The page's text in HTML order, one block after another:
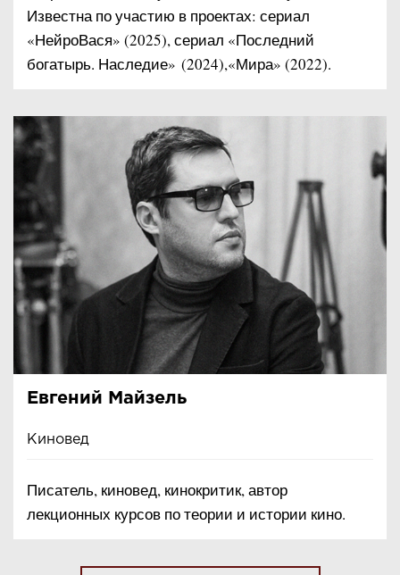
Известна по участию в проектах: сериал
«НейроВася» (2025), сериал «Последний
богатырь. Наследие» (2024),«Мира» (2022).
Евгений Майзель
Киновед
Писатель, киновед, кинокритик, автор
лекционных курсов по теории и истории кино.